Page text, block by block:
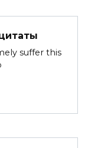
suffer this